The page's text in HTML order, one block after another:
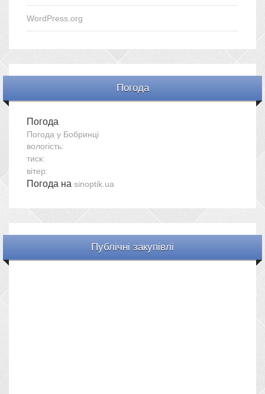
WordPress.org
Погода
Погода
Погода у Бобринці
вологість:
тиск:
вітер:
Погода на sinoptik.ua
Публічні закупівлі